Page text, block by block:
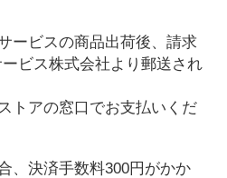
ービスの商品出荷後、請求
ビス株式会社より郵送され
トアの窓口でお支払いくだ
、決済手数料300円がかか